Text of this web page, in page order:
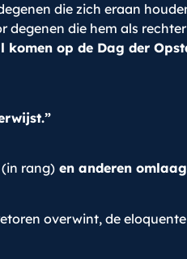
die zich eraan
die hem als
op de Dag der
(in rang) en anderen
overwint, de